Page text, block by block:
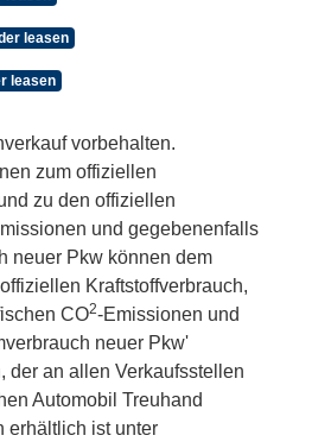
leasen
leasen
vorbehalten.
zum offiziellen
zu den offiziellen
und gegebenenfalls
neuer Pkw können dem
Kraftstoffverbrauch,
CO2-Emissionen und
neuer Pkw'
der an allen Verkaufsstellen
Automobil Treuhand
erhältlich ist unter